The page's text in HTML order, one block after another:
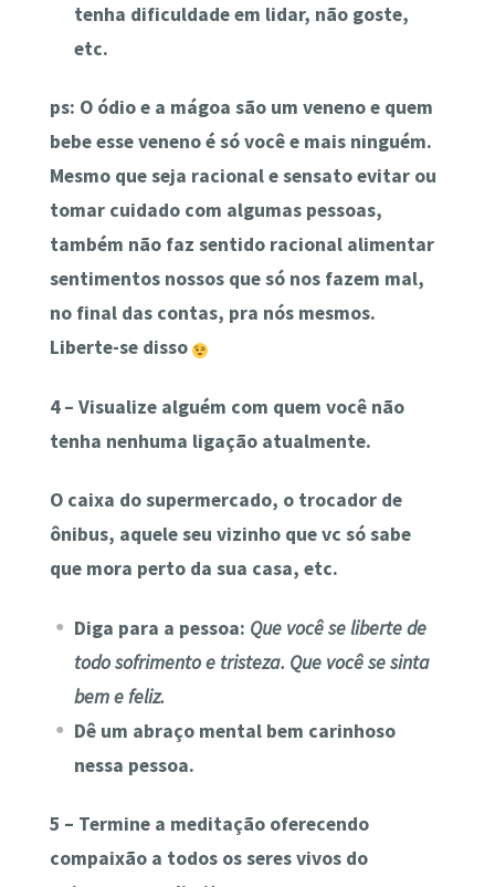
tenha dificuldade em lidar, não goste,
etc.
ps: O ódio e a mágoa são um veneno e quem
bebe esse veneno é só você e mais ninguém.
Mesmo que seja racional e sensato evitar ou
tomar cuidado com algumas pessoas,
também não faz sentido racional alimentar
sentimentos nossos que só nos fazem mal,
no final das contas, pra nós mesmos.
Liberte-se disso
4 – Visualize alguém com quem você não
tenha nenhuma ligação atualmente.
O caixa do supermercado, o trocador de
ônibus, aquele seu vizinho que vc só sabe
que mora perto da sua casa, etc.
Diga para a pessoa: Que você se liberte de
todo sofrimento e tristeza. Que você se sinta
bem e feliz.
Dê um abraço mental bem carinhoso
nessa pessoa.
5 – Termine a meditação oferecendo
compaixão a todos os seres vivos do